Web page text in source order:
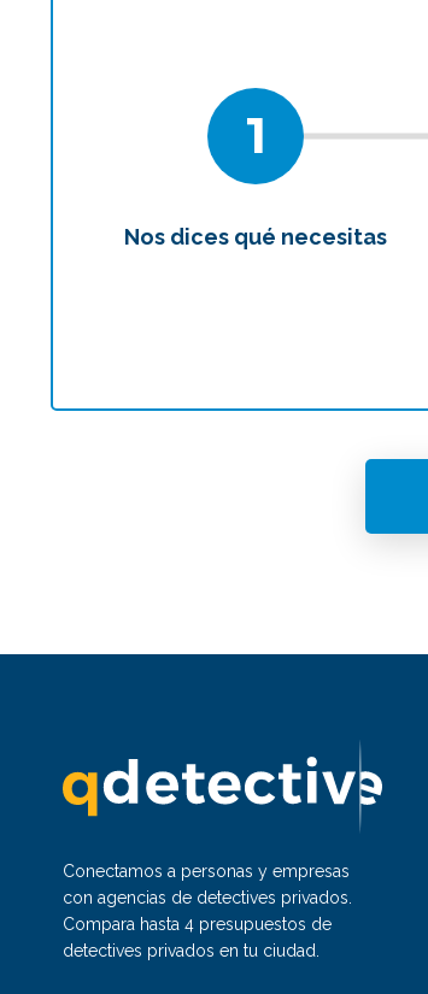
1
Nos dices qué necesitas
Conectamos a personas y empresas
con agencias de detectives privados.
Compara hasta 4 presupuestos de
detectives privados en tu ciudad.